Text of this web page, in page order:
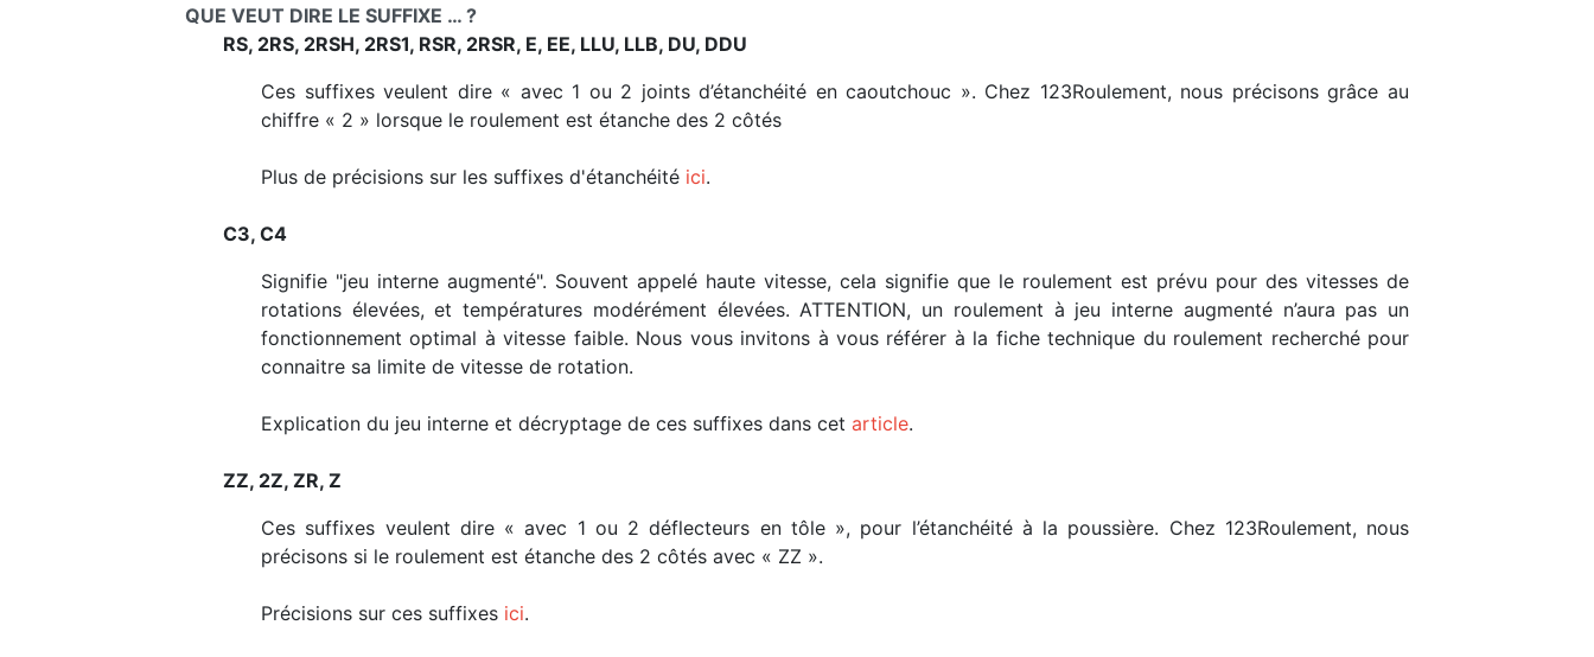
QUE VEUT DIRE LE SUFFIXE … ?
RS, 2RS, 2RSH, 2RS1, RSR, 2RSR, E, EE, LLU, LLB, DU, DDU
Ces suffixes veulent dire « avec 1 ou 2 joints d’étanchéité en caoutchouc ». Chez 123Roulement, nous précisons grâce au
chiffre « 2 » lorsque le roulement est étanche des 2 côtés
Plus de précisions sur les suffixes d'étanchéité ici.
C3, C4
Signifie "jeu interne augmenté". Souvent appelé haute vitesse, cela signifie que le roulement est prévu pour des vitesses de
rotations élevées, et températures modérément élevées. ATTENTION, un roulement à jeu interne augmenté n’aura pas un
fonctionnement optimal à vitesse faible. Nous vous invitons à vous référer à la fiche technique du roulement recherché pour
connaitre sa limite de vitesse de rotation.
Explication du jeu interne et décryptage de ces suffixes dans cet article.
ZZ, 2Z, ZR, Z
Ces suffixes veulent dire « avec 1 ou 2 déflecteurs en tôle », pour l’étanchéité à la poussière. Chez 123Roulement, nous
précisons si le roulement est étanche des 2 côtés avec « ZZ ».
Précisions sur ces suffixes ici.